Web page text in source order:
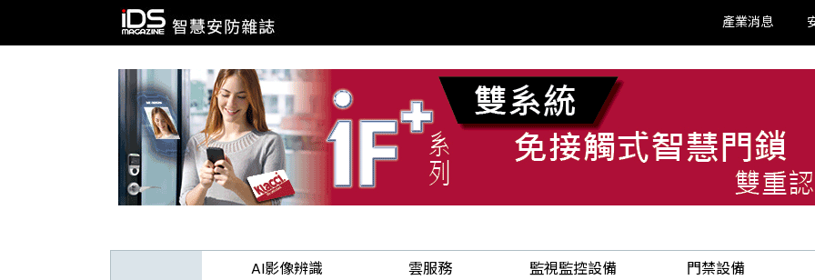
產業消息
AI影像辨識 雲服務 監視監控設備
門禁設備